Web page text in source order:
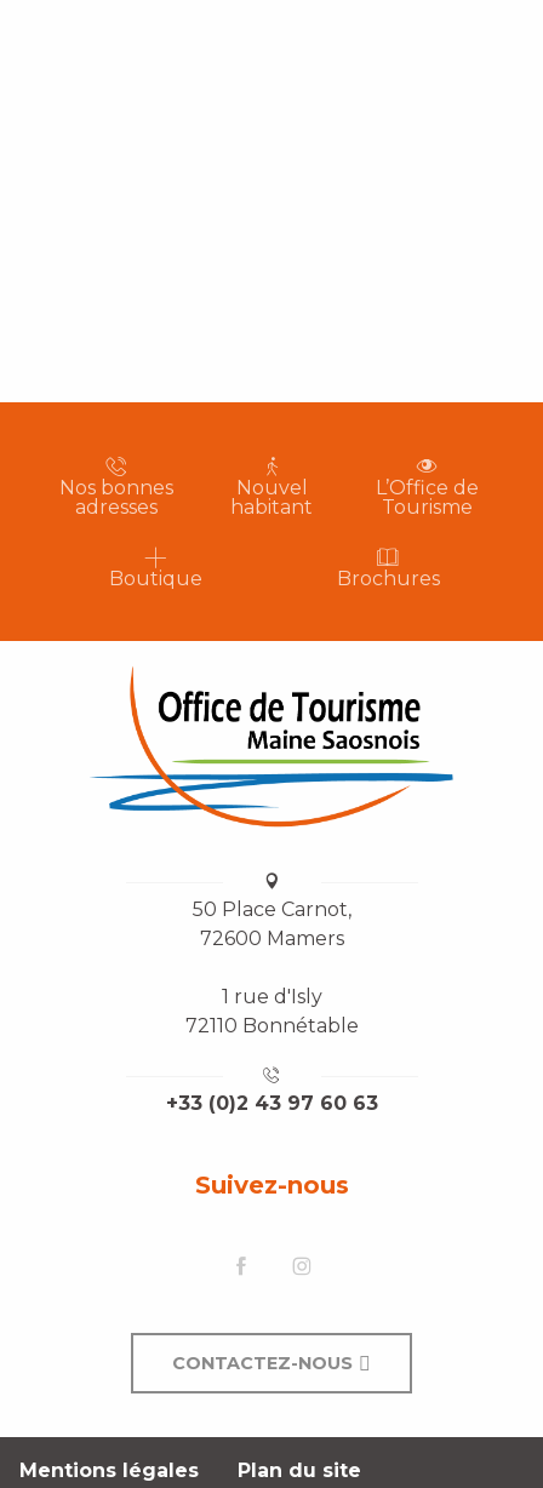
Nos bonnes
adresses
Nouvel
habitant
L’Office de
Tourisme
Boutique Brochures
50 Place Carnot,
72600 Mamers
1 rue d'Isly
72110 Bonnétable
+33 (0)2 43 97 60 63
Suivez-nous
CONTACTEZ-NOUS
Mentions légales Plan du site